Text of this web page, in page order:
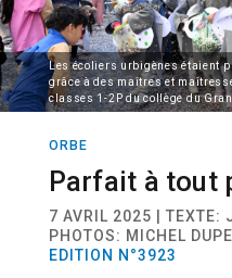
Les écoliers urbigènes étaient
grâce à des maîtres et
classes 1-2P du collège du
ORBE
Parfait à tout
7 AVRIL 2025 | TEXTE:
PHOTOS: MICHEL
EDITION N°3923